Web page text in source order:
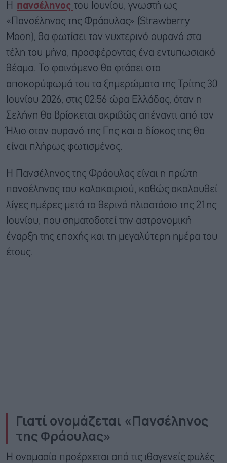
Η πανσέληνος του Ιουνίου, γνωστή ως
«Πανσέληνος της Φράουλας» (Strawberry
Moon), θα φωτίσει τον νυχτερινό ουρανό στα
τέλη του μήνα, προσφέροντας ένα εντυπωσιακό
θέαμα. Το φαινόμενο θα φτάσει στο
αποκορύφωμά του τα ξημερώματα της Τρίτης 30
Ιουνίου 2026, στις 02:56 ώρα Ελλάδας, όταν η
Σελήνη θα βρίσκεται ακριβώς απέναντι από τον
Ήλιο στον ουρανό της Γης και ο δίσκος της θα
είναι πλήρως φωτισμένος.
Η Πανσέληνος της Φράουλας είναι η πρώτη
πανσέληνος του καλοκαιριού, καθώς ακολουθεί
λίγες ημέρες μετά το θερινό ηλιοστάσιο της 21ης
Ιουνίου, που σηματοδοτεί την αστρονομική
έναρξη της εποχής και τη μεγαλύτερη ημέρα του
έτους.
Γιατί ονομάζεται «Πανσέληνος
της Φράουλας»
Η ονομασία προέρχεται από τις ιθαγενείς φυλές